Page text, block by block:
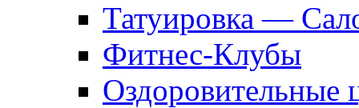
Татуировка —
Фитнес-Клубы
Оздоровительные